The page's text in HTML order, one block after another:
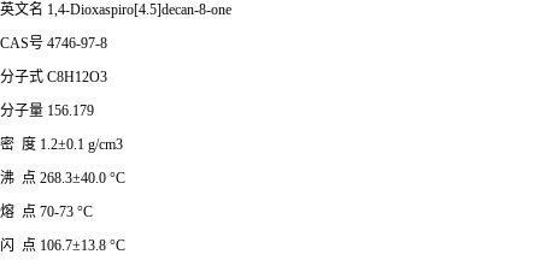
英文名 1,4-Dioxaspiro[4.5]decan-8-one
CAS号 4746-97-8
分子式 C8H12O3
分子量 156.179
密 度 1.2±0.1 g/cm3
沸 点 268.3±40.0 °C
熔 点 70-73 °C
闪 点 106.7±13.8 °C